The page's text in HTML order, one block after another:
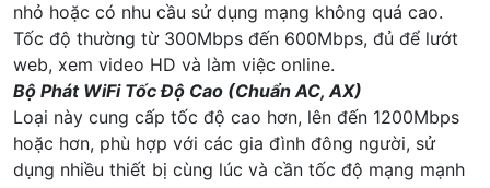
nhỏ hoặc có nhu cầu sử dụng mạng không quá cao.
Tốc độ thường từ 300Mbps đến 600Mbps, đủ để lướt
web, xem video HD và làm việc online.
Bộ Phát WiFi Tốc Độ Cao (Chuẩn AC, AX)
Loại này cung cấp tốc độ cao hơn, lên đến 1200Mbps
hoặc hơn, phù hợp với các gia đình đông người, sử
dụng nhiều thiết bị cùng lúc và cần tốc độ mạng mạnh